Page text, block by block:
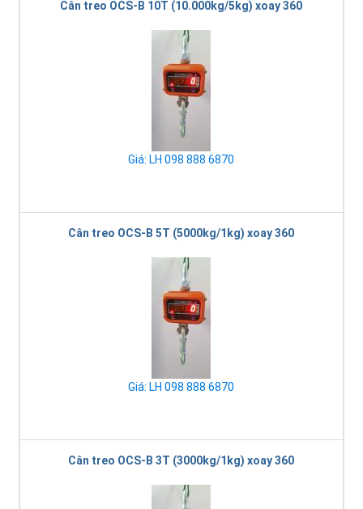
Cân treo OCS-B 10T (10.000kg/5kg) xoay 360
Giá: LH 098 888 6870
Cân treo OCS-B 5T (5000kg/1kg) xoay 360
Giá: LH 098 888 6870
Cân treo OCS-B 3T (3000kg/1kg) xoay 360